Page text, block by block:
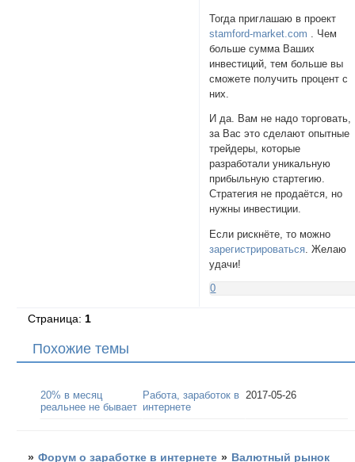
Тогда приглашаю в проект
stamford-market.com . Чем
больше сумма Ваших
инвестиций, тем больше вы
сможете получить процент с
них.
И да. Вам не надо торговать,
за Вас это сделают опытные
трейдеры, которые
разработали уникальную
прибыльную стартегию.
Стратегия не продаётся, но
нужны инвестиции.
Если рискнёте, то можно
зарегистрироваться. Желаю
удачи!
0
Страница:1
Похожие темы
20% в месяц
реальнее не бывает
Работа, заработок в
интернете
2017-05-26
» Форум о заработке в интернете » Валютный рынок